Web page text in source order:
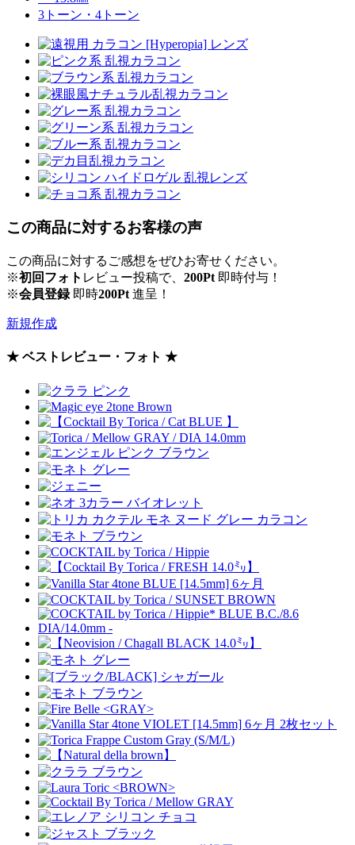
3トーン・4トーン
この商品に対するお客様の声
この商品に対するご感想をぜひお寄せください。
※初回フォト レビュー投稿で、 200Pt 即時付与！
※会員登録即時200Pt 進呈！
新規作成
★ ベストレビュー・フォト ★